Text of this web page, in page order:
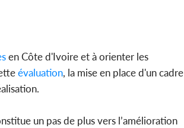
en Côte d'Ivoire et à orienter les
évaluation, la mise en place d'un cadre
un pas de plus vers l’amélioration